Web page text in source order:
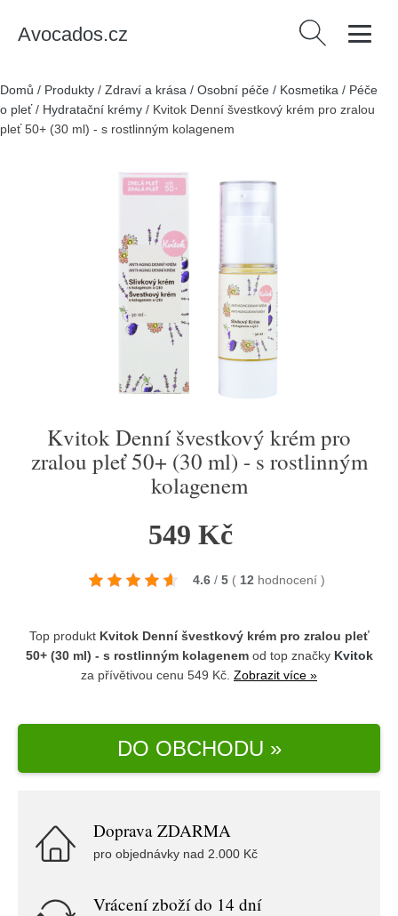
Avocados.cz Vyhledávání
Domů / Produkty / Zdraví a krása / Osobní péče / Kosmetika / Péče
o pleť/ Hydratační krémy / Kvitok Denní švestkový krém pro zralou
pleť 50+ (30 ml) - s rostlinným kolagenem
Kvitok Denní švestkový krém pro
zralou pleť 50+ (30 ml) - s rostlinným
kolagenem
549 Kč
4.6 / 5 ( 12 hodnocení )
Top produkt Kvitok Denní švestkový krém pro zralou pleť
50+ (30 ml) - s rostlinným kolagenemod top značky Kvitok
za přívětivou cenu 549 Kč. Zobrazit více »
DO OBCHODU »
Doprava ZDARMA
pro objednávky nad 2.000 Kč
Vrácení zboží do 14 dní